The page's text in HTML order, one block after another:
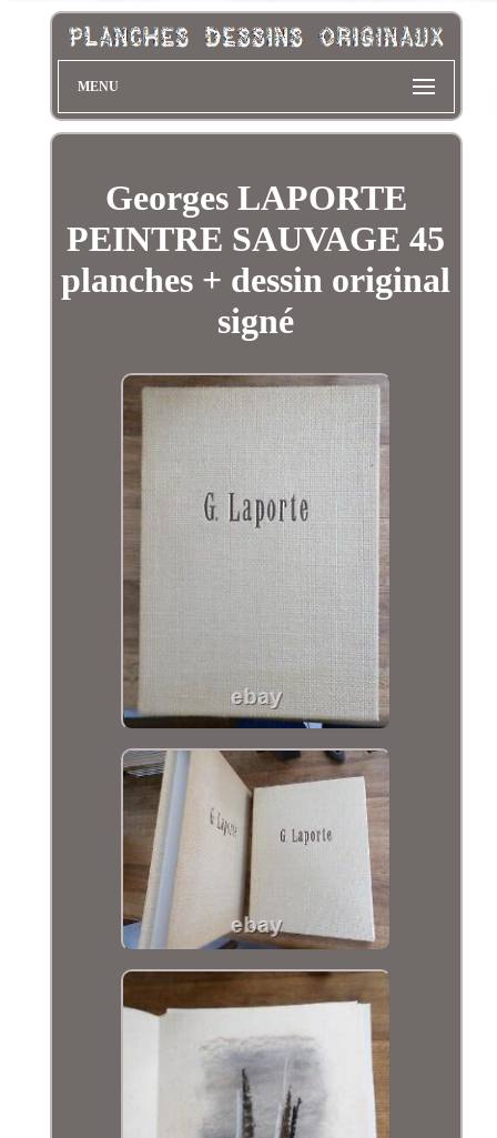
MENU
Georges LAPORTE
PEINTRE SAUVAGE 45
planches + dessin original
signé